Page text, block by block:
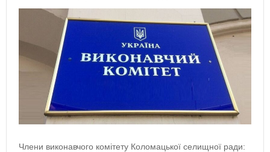
Члени виконавчого комітету Коломацької селищної ради: